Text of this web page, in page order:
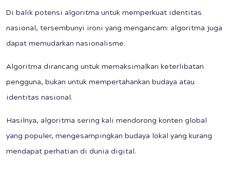
Di balik potensi algoritma untuk memperkuat identitas
nasional, tersembunyi ironi yang mengancam: algoritma juga
dapat memudarkan nasionalisme.
Algoritma dirancang untuk memaksimalkan keterlibatan
pengguna, bukan untuk mempertahankan budaya atau
identitas nasional.
Hasilnya, algoritma sering kali mendorong konten global
yang populer, mengesampingkan budaya lokal yang kurang
mendapat perhatian di dunia digital.